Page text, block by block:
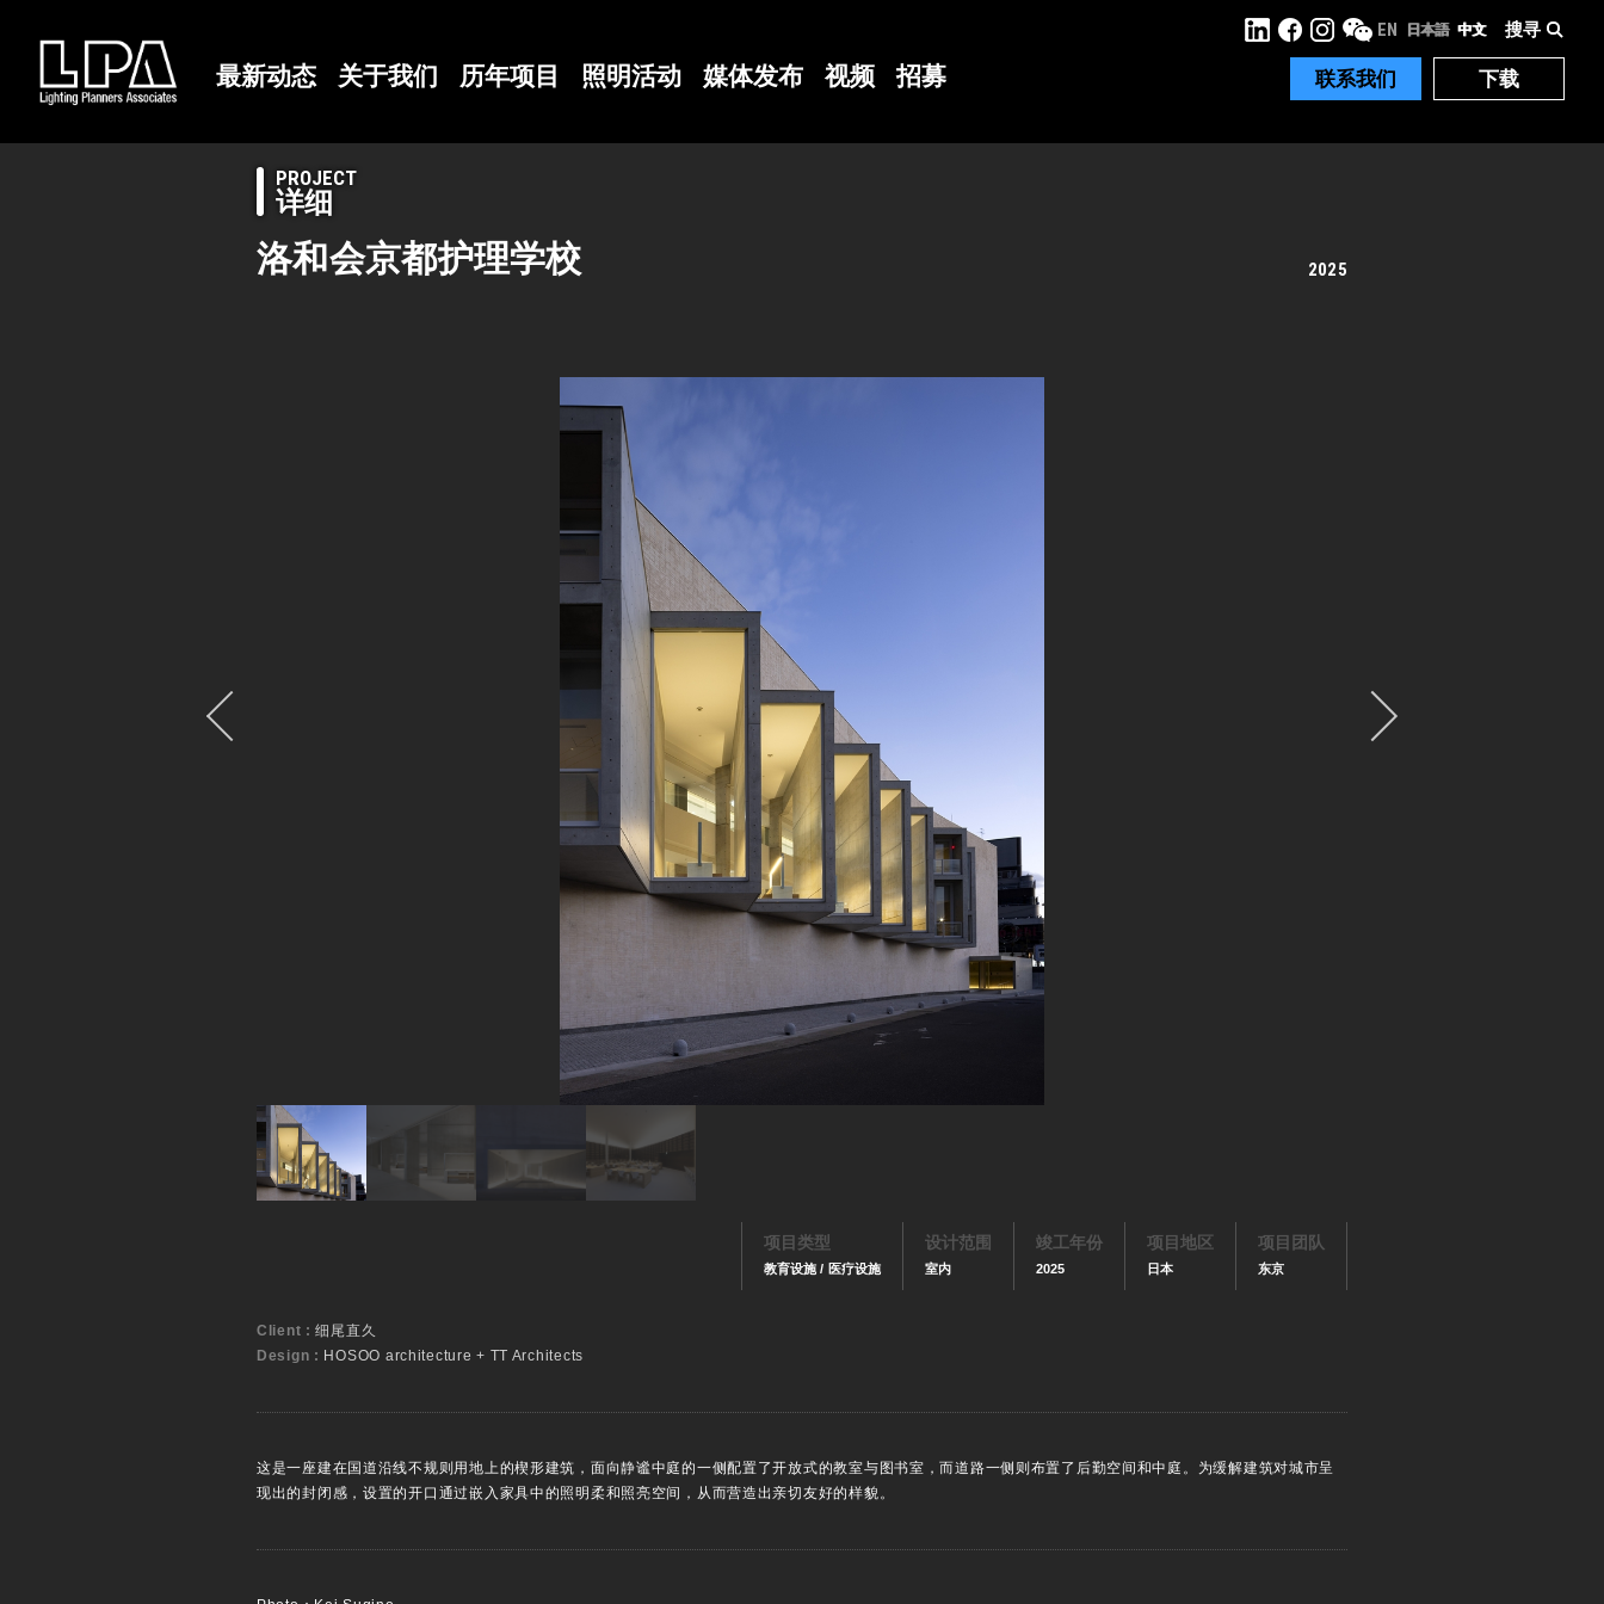
最新动态 关于我们 历年项目 照明活动 媒体发布 视频 招募 下载
联系我们
搜寻
EN 日本語 中文
PROJECT
详细
洛和会京都护理学校 2025
项目类型
教育设施 / 医疗设施
设计范围
室内
竣工年份
2025
项目地区
日本
项目团队
东京
Client :细尾直久
Design : HOSOO architecture + TT Architects
这是一座建在国道沿线不规则用地上的楔形建筑，面向静谧中庭的一侧配置了开放式的教室与图书室，而道路一侧则布置了后勤空间和中庭。为缓解建筑对城市呈
现出的封闭感，设置的开口通过嵌入家具中的照明柔和照亮空间，从而营造出亲切友好的样貌。